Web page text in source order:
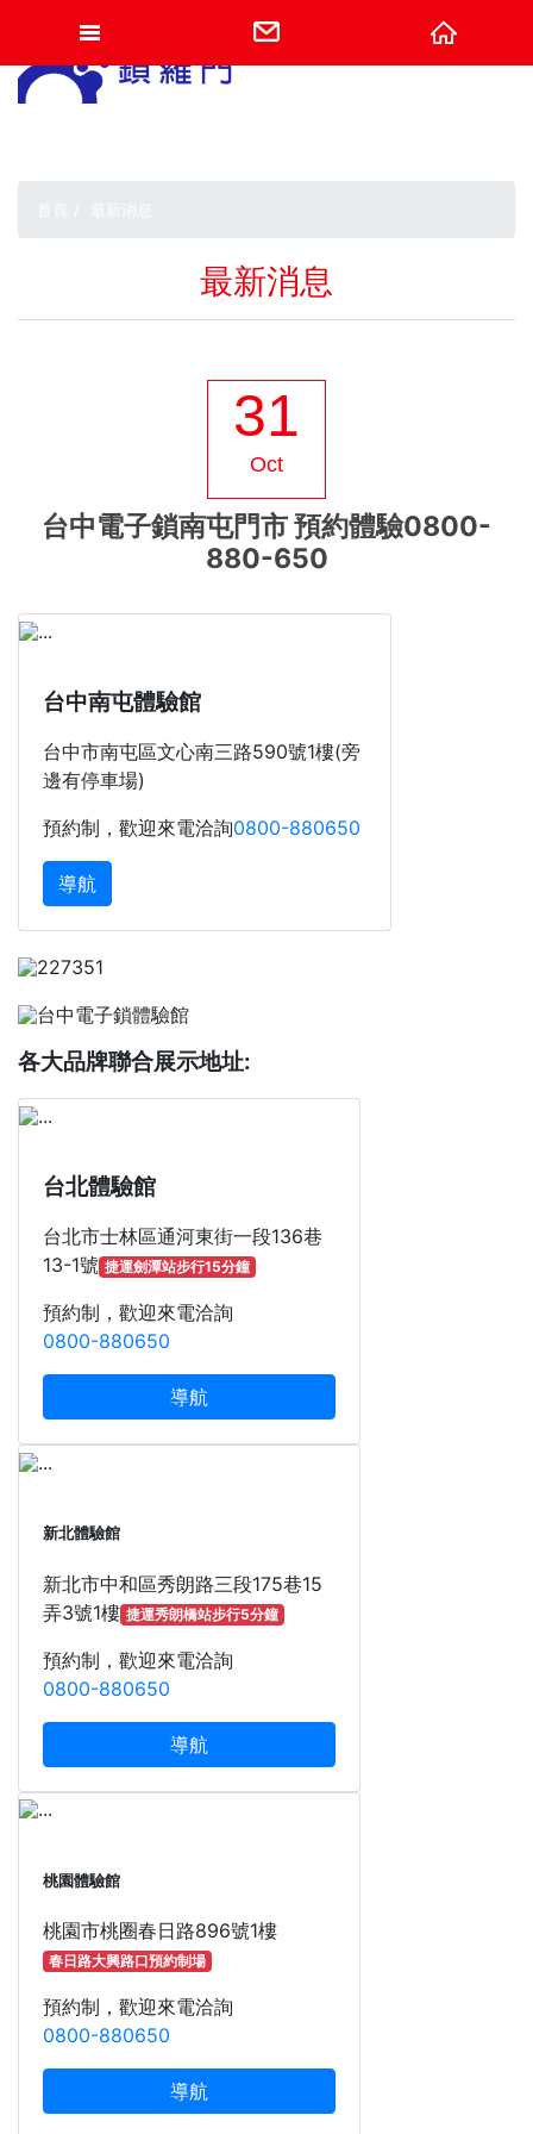
網站名稱
最新消息
31
Oct
台中電子鎖南屯門市 預約體驗0800-
880-650
台中南屯體驗館
台中市南屯區文心南三路590號1樓(旁
邊有停車場)
預約制，歡迎來電洽詢0800-880650
導航
各大品牌聯合展示地址:
台北體驗館
台北市士林區通河東街一段136巷
13-1號 捷運劍潭站步行15分鐘
預約制，歡迎來電洽詢
0800-880650
導航
新北體驗館
新北市中和區秀朗路三段175巷15
弄3號1樓 捷運秀朗橋站步行5分鐘
預約制，歡迎來電洽詢
0800-880650
導航
桃園體驗館
桃園市桃圈春日路896號1樓
春日路大興路口預約制場
預約制，歡迎來電洽詢
0800-880650
導航